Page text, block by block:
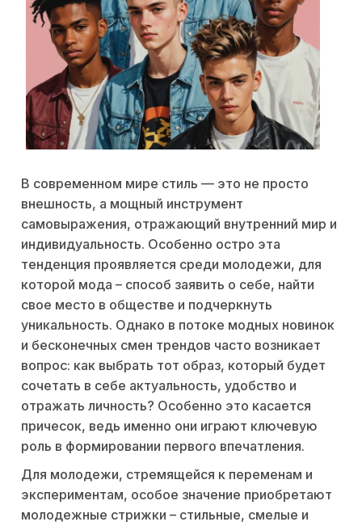
В современном мире стиль — это не просто
внешность, а мощный инструмент
самовыражения, отражающий внутренний мир и
индивидуальность. Особенно остро эта
тенденция проявляется среди молодежи, для
которой мода – способ заявить о себе, найти
свое место в обществе и подчеркнуть
уникальность. Однако в потоке модных новинок
и бесконечных смен трендов часто возникает
вопрос: как выбрать тот образ, который будет
сочетать в себе актуальность, удобство и
отражать личность? Особенно это касается
причесок, ведь именно они играют ключевую
роль в формировании первого впечатления.
Для молодежи, стремящейся к переменам и
экспериментам, особое значение приобретают
молодежные стрижки – стильные, смелые и